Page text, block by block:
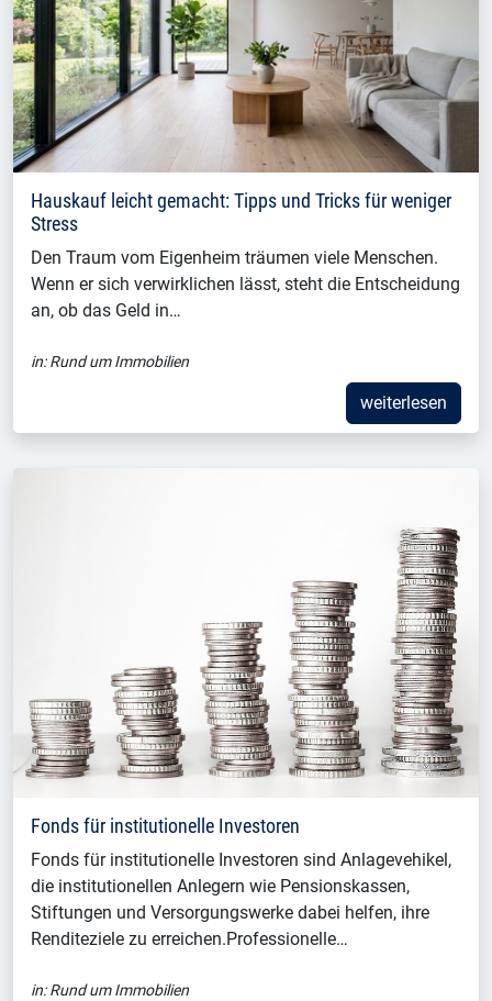
Hauskauf leicht gemacht: Tipps und Tricks für weniger
Stress
Den Traum vom Eigenheim träumen viele Menschen.
Wenn er sich verwirklichen lässt, steht die Entscheidung
an, ob das Geld in…
in:Rund um Immobilien
weiterlesen
Fonds für institutionelle Investoren
Fonds für institutionelle Investoren sind Anlagevehikel,
die institutionellen Anlegern wie Pensionskassen,
Stiftungen und Versorgungswerke dabei helfen, ihre
Renditeziele zu erreichen.Professionelle…
in:Rund um Immobilien